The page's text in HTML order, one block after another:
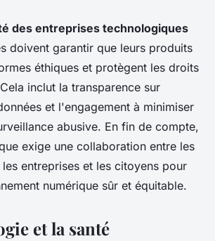
des entreprises technologiques
doivent garantir que leurs produits
éthiques et protègent les droits
inclut la transparence sur
et l'engagement à minimiser
abusive. En fin de compte,
exige une collaboration entre les
entreprises et les citoyens pour
numérique sûr et équitable.
et la santé